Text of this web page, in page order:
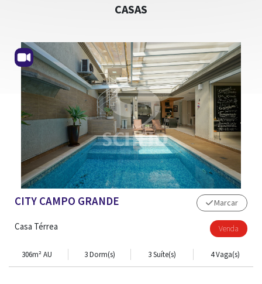
CASAS
CITY CAMPO GRANDE
Casa Térrea
Marcar
Venda
306m² AU 3 Dorm(s) 3 Suíte(s) 4 Vaga(s)